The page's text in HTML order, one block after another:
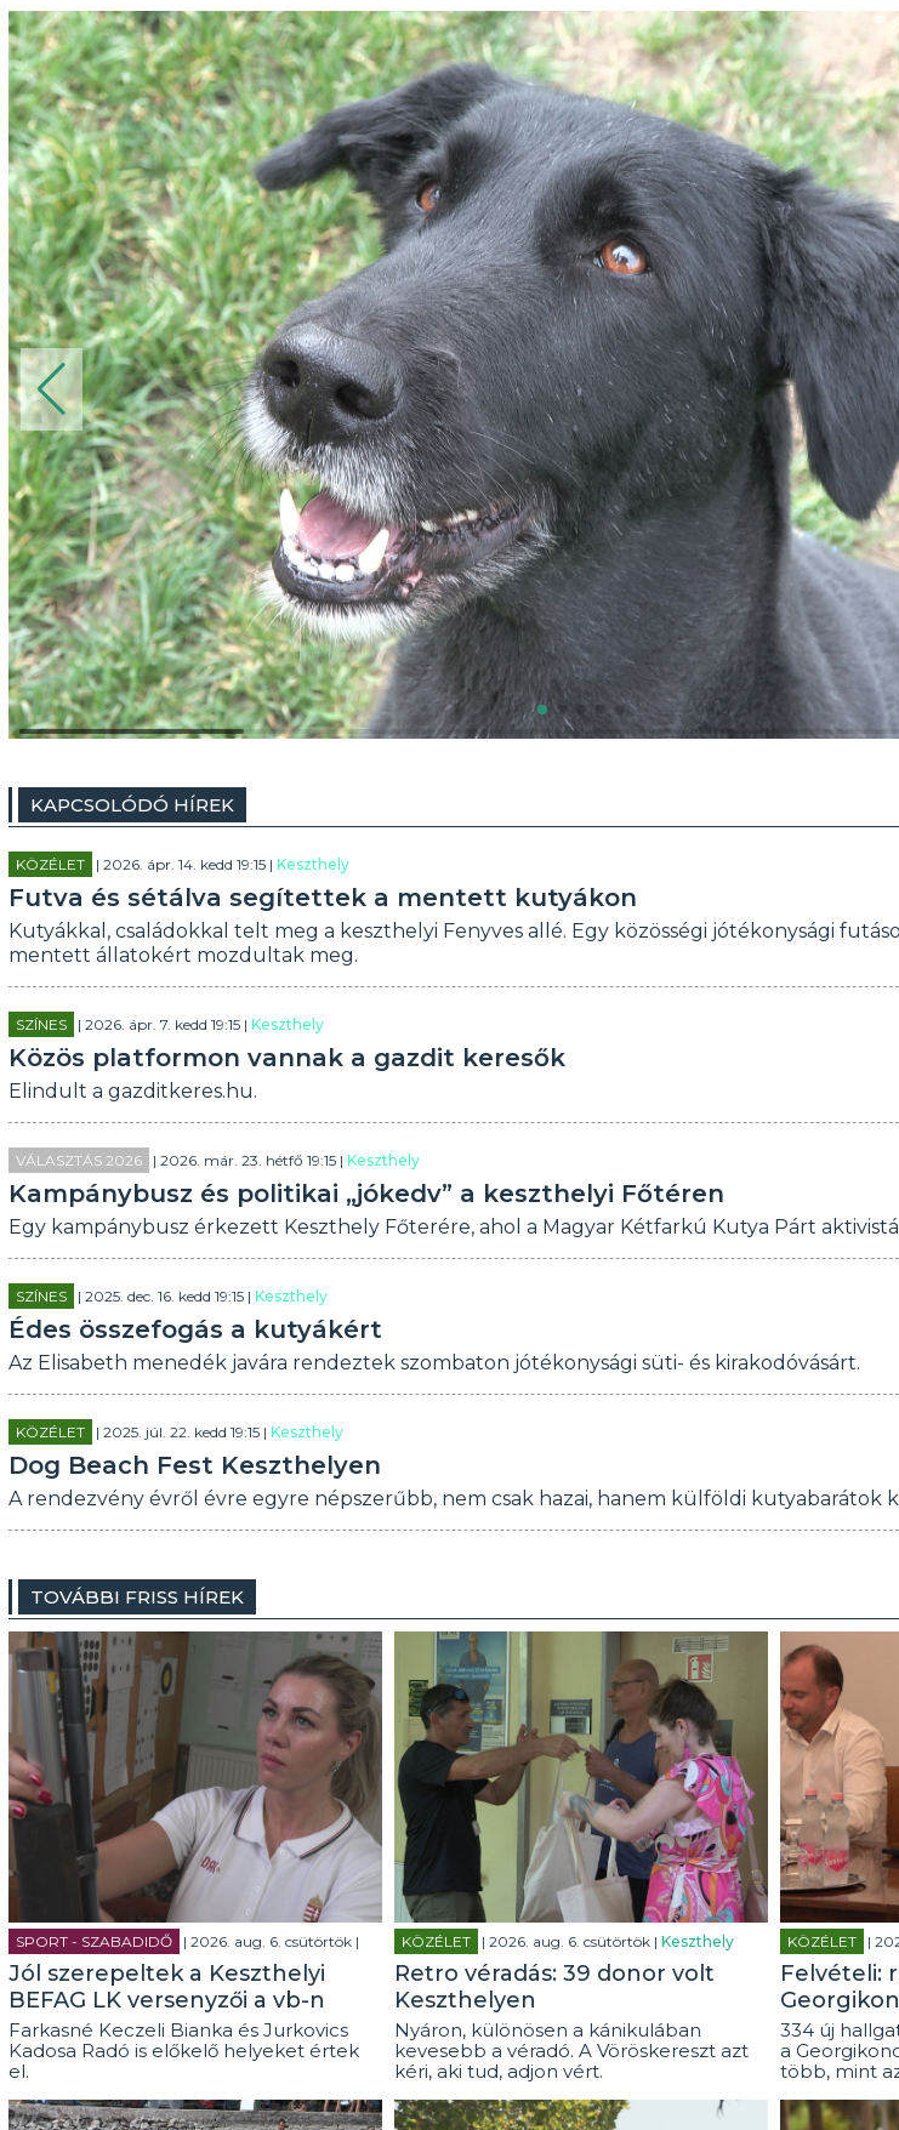
KAPCSOLÓDÓ HÍREK
KÖZÉLET | 2026. ápr. 14. kedd 19:15 | Keszthely
Futva és sétálva segítettek a mentett kutyákon
Kutyákkal, családokkal telt meg a keszthelyi Fenyves allé. Egy közösségi jótékonysági
mentett állatokért mozdultak meg.
SZÍNES | 2026. ápr. 7. kedd 19:15 | Keszthely
Közös platformon vannak a gazdit keresők
Elindult a gazditkeres.hu.
VÁLASZTÁS 2026 | 2026. már. 23. hétfő 19:15 | Keszthely
Kampánybusz és politikai „jókedv” a keszthelyi Főtéren
Egy kampánybusz érkezett Keszthely Főterére, ahol a Magyar Kétfarkú Kutya Párt
SZÍNES | 2025. dec. 16. kedd 19:15 | Keszthely
Édes összefogás a kutyákért
Az Elisabeth menedék javára rendeztek szombaton jótékonysági süti- és kirakodóvásárt.
KÖZÉLET | 2025. júl. 22. kedd 19:15 | Keszthely
Dog Beach Fest Keszthelyen
A rendezvény évről évre egyre népszerűbb, nem csak hazai, hanem külföldi kutyabarátok
TOVÁBBI FRISS HÍREK
SPORT - SZABADIDŐ | 2026. aug. 6. csütörtök |
Jól szerepeltek a Keszthelyi
BEFAG LK versenyzői a vb-n
Farkasné Keczeli Bianka és Jurkovics
Kadosa Radó is előkelő helyeket értek
el.
KÖZÉLET | 2026. aug. 6. csütörtök | Keszthely
Retro véradás: 39 donor volt
Keszthelyen
Nyáron, különösen a kánikulában
kevesebb a véradó. A Vöröskereszt azt
kéri, aki tud, adjon vért.
KÖZÉLET |
Felvételi:
Georgikon
334 új
a
több, mint